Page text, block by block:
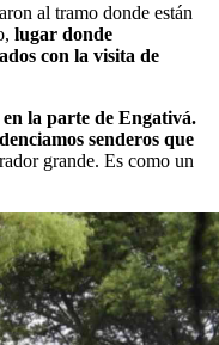
al tramo donde están
lugar donde
con la visita de
la parte de Engativá.
senderos que
grande. Es como un